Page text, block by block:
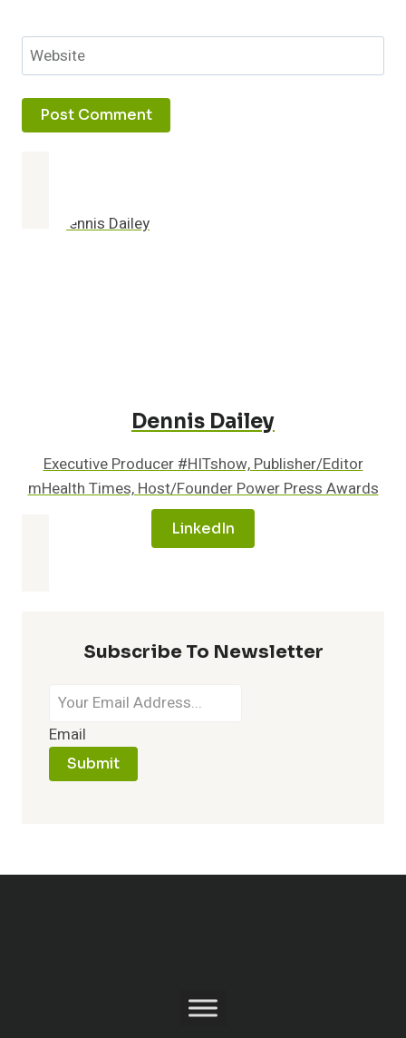
Website
Dennis Dailey
Executive Producer #HITshow, Publisher/Editor
mHealth Times, Host/Founder Power Press Awards
LinkedIn
Subscribe To Newsletter
Email
Submit